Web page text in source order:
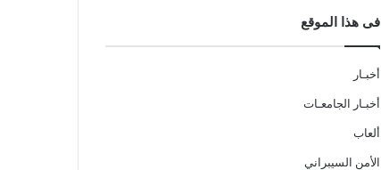
فى هذا الموقع
أخبـار
أخبـار الجامعـات
ألعاب
الأمن السيبراني